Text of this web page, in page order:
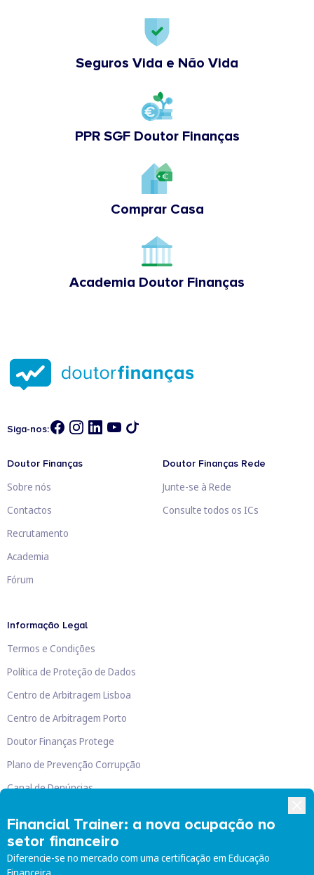
Seguros Vida e Não Vida
PPR SGF Doutor Finanças
Comprar Casa
Academia Doutor Finanças
Financial Trainer: a nova ocupação no
setor financeiro
Diferencie-se no mercado com uma certificação em Educação
Siga-nos:
Doutor Finanças
Sobre nós
Contactos
Recrutamento
Academia
Fórum
Doutor Finanças Rede
Junte-se à Rede
Consulte todos os ICs
Informação Legal
Termos e Condições
Política de Proteção de Dados
Centro de Arbitragem Lisboa
Centro de Arbitragem Porto
Doutor Finanças Protege
Plano de Prevenção Corrupção
Canal de Denúncias